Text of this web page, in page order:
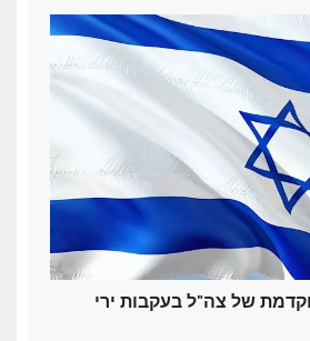
של צה"ל בעקבות ירי